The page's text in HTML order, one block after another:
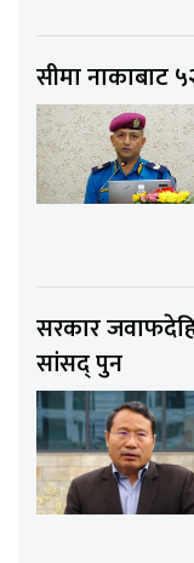
सीमा नाकाबाट
सरकार
सांसद् पुन